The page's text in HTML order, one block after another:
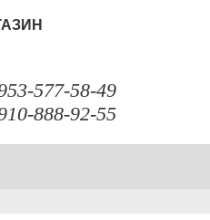
577-58-49
888-92-55